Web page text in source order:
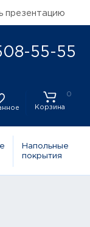
презентацию
55-55
0
Корзина
Напольные
покрытия